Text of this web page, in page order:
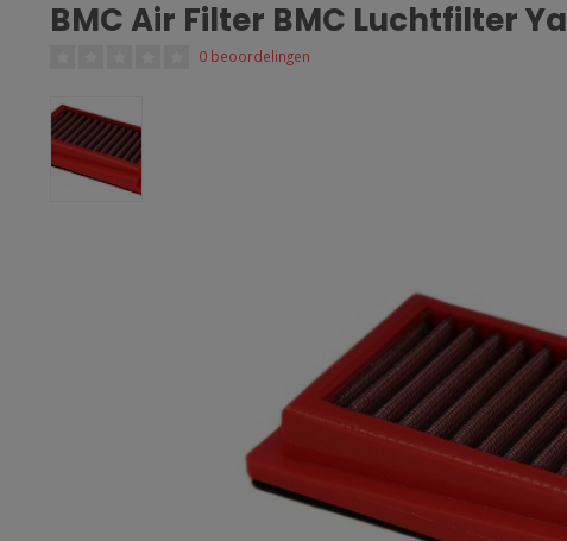
BMC Air Filter BMC Luchtfilter
0 beoordelingen